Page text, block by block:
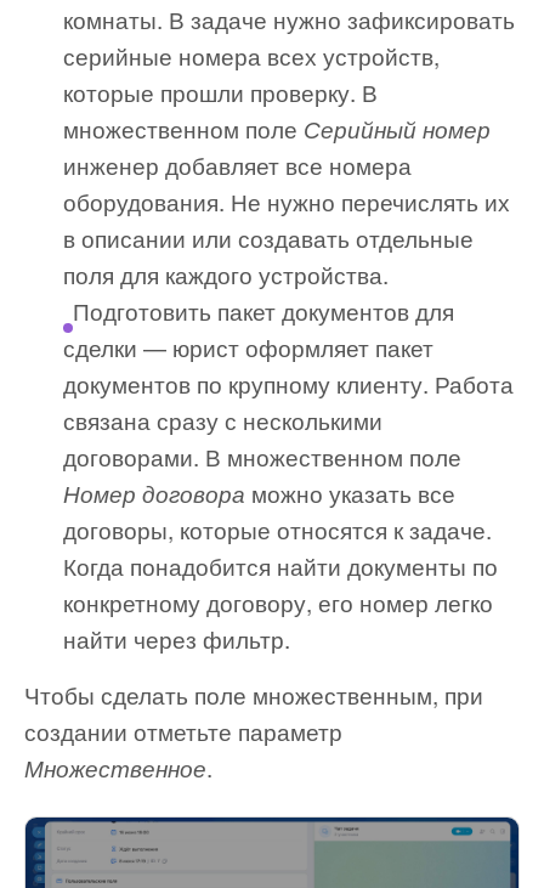
комнаты. В задаче нужно зафиксировать
серийные номера всех устройств,
которые прошли проверку. В
множественном поле Серийный номер
инженер добавляет все номера
оборудования. Не нужно перечислять их
в описании или создавать отдельные
поля для каждого устройства.
Подготовить пакет документов для
сделки — юрист оформляет пакет
документов по крупному клиенту. Работа
связана сразу с несколькими
договорами. В множественном поле
Номер договора можно указать все
договоры, которые относятся к задаче.
Когда понадобится найти документы по
конкретному договору, его номер легко
найти через фильтр.
Чтобы сделать поле множественным, при
создании отметьте параметр
Множественное.